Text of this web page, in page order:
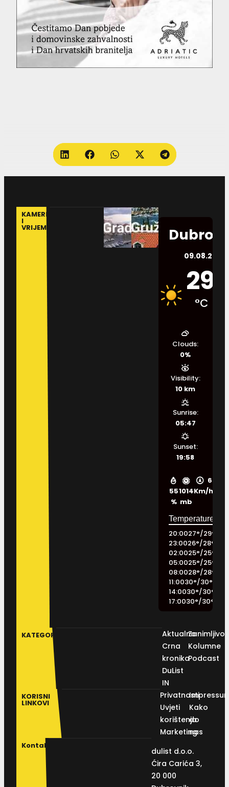
KAMERE
I
VRIJEME
09.08.2026.
29
°C
55
%
1014
mb
6
Km/h
Clouds:
0%
Visibility:
10 km
Sunrise:
05:47
Sunset:
19:58
20:0027°/29°
23:0026°/28°
02:0025°/25°
05:0025°/25°
08:0028°/28°
11:0030°/30°
14:0030°/30°
17:0030°/30°
KATEGORIJE
Aktualno
Crna
kronika
DuList
IN
Kolumne
Podcast
KORISNI
LINKOVI
Privatnosti
Uvjeti
korištenja
Marketing
Kako
do
nas
Kontakt
dulist d.o.o.
Ćira Carića 3,
20 000